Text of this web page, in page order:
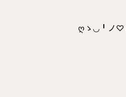
ღゝ◡╹ノ♡